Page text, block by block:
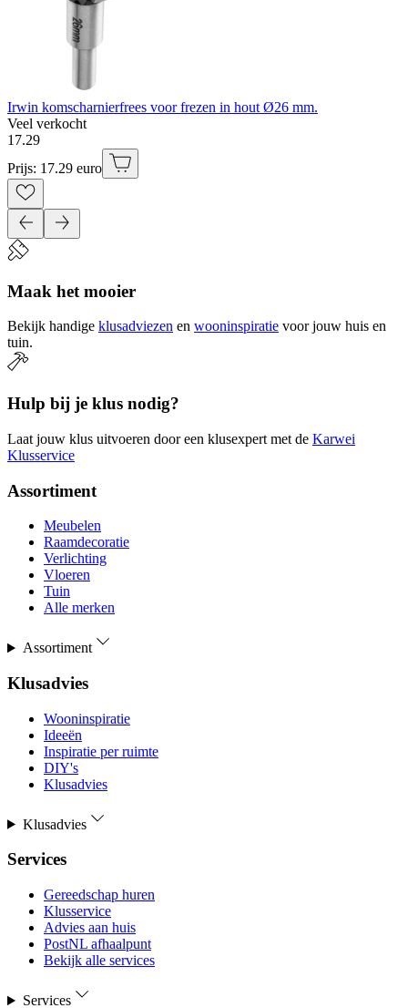
Irwin komscharnierfrees voor frezen in hout Ø26 mm.
Veel verkocht
17.29
Prijs: 17.29 euro
Maak het mooier
Bekijk handige klusadviezen en wooninspiratie voor jouw huis en
tuin.
Hulp bij je klus nodig?
Laat jouw klus uitvoeren door een klusexpert met de Karwei
Klusservice
Assortiment
Meubelen
Raamdecoratie
Verlichting
Vloeren
Tuin
Alle merken
Assortiment
Klusadvies
Wooninspiratie
Ideeën
Inspiratie per ruimte
DIY's
Klusadvies
Klusadvies
Services
Gereedschap huren
Klusservice
Advies aan huis
PostNL afhaalpunt
Bekijk alle services
Services